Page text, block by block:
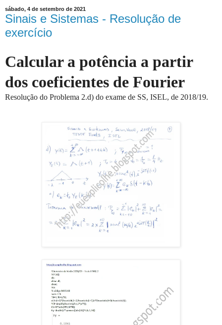
sábado, 4 de setembro de 2021
Sinais e Sistemas - Resolução de
exercício
Calcular a potência a partir
dos coeficientes de Fourier
Resolução do Problema 2.d) do exame de SS, ISEL, de 2018/19.